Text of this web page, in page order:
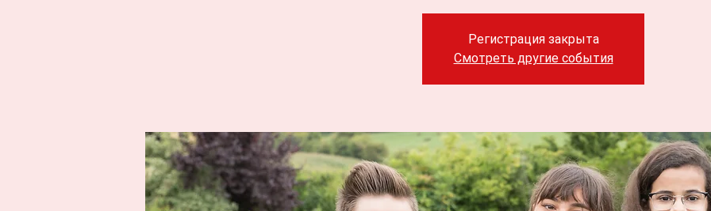
Регистрация закрыта
Смотреть другие события